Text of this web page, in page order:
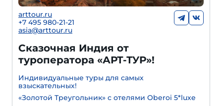
arttour.ru
+7 495 980-21-21
asia@arttour.ru
Сказочная Индия от
туроператора «АРТ-ТУР»!
Индивидуальные туры для самых
взыскательных!
«Золотой Треугольник» с отелями Oberoi 5*luxe